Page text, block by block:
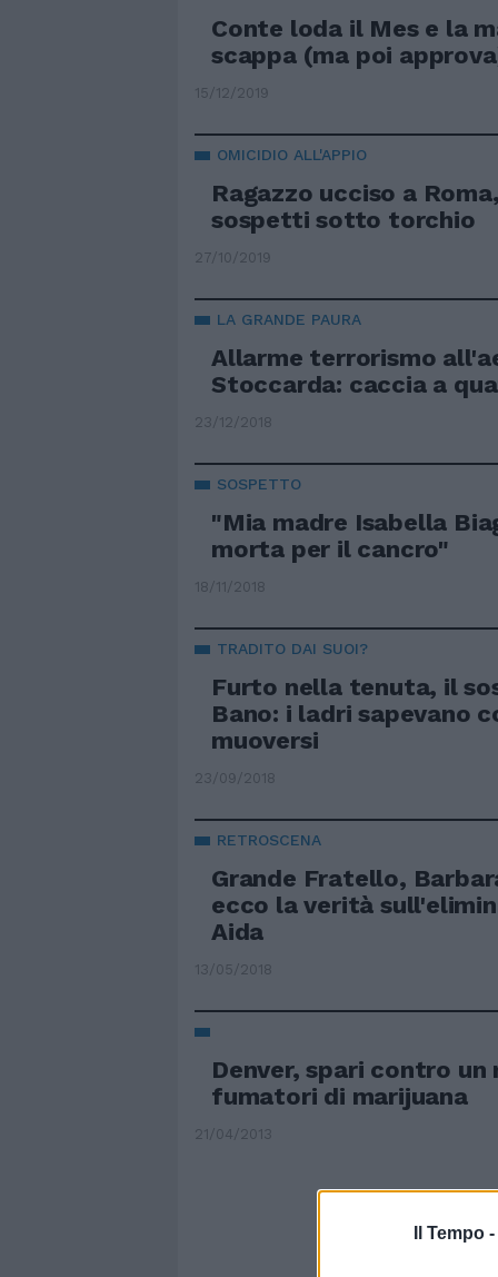
Il Tempo -
Conte loda il Mes e la
scappa (ma poi
15/12/2019
OMICIDIO ALL'APPIO
Ragazzo ucciso a
sospetti sotto torchio
27/10/2019
LA GRANDE PAURA
Allarme terrorismo
Stoccarda: caccia a
23/12/2018
SOSPETTO
"Mia madre Isabella
morta per il cancro"
18/11/2018
TRADITO DAI SUOI?
Furto nella tenuta, il
Bano: i ladri sapevano
muoversi
23/09/2018
RETROSCENA
Grande Fratello,
ecco la verità
Aida
13/05/2018
Denver, spari contro un
fumatori di marijuana
21/04/2013